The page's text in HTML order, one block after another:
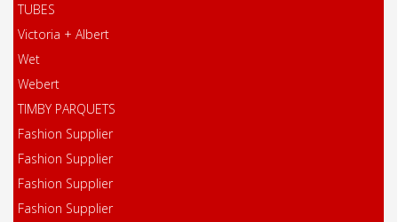
TUBES
Victoria + Albert
Wet
Webert
TIMBY PARQUETS
Fashion Supplier
Fashion Supplier
Fashion Supplier
Fashion Supplier